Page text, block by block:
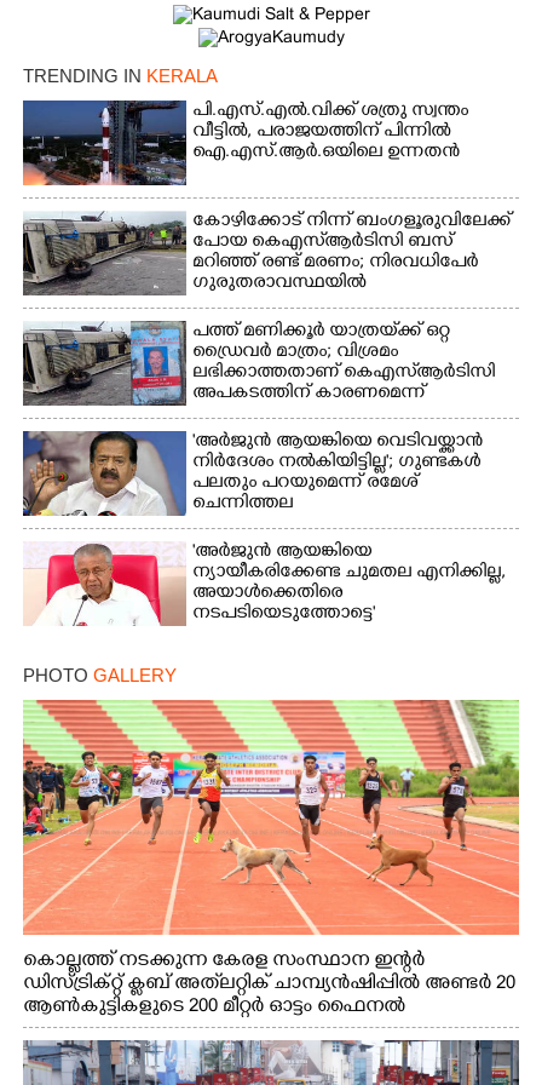
TRENDING IN KERALA
പി.എസ്.എൽ.വിക്ക് ശത്രു സ്വന്തം
വീട്ടിൽ,​ പരാജയത്തിന് പിന്നിൽ
ഐ.എസ്.ആർ.ഒയിലെ ഉന്നതൻ
കോഴിക്കോട് നിന്ന് ബംഗളൂരുവിലേക്ക്
പോയ കെഎസ്‌ആർടിസി ബസ്
മറിഞ്ഞ് രണ്ട് മരണം; നിരവധിപേർ
ഗുരുതരാവസ്ഥയിൽ
പത്ത് മണിക്കൂർ യാത്രയ്‌ക്ക് ഒറ്റ
ഡ്രൈവർ മാത്രം; വിശ്രമം
ലഭിക്കാത്തതാണ് കെഎസ്‌ആർടിസി
അപകടത്തിന് കാരണമെന്ന്
വിമർശനം
'അർജുൻ ആയങ്കിയെ വെടിവയ്ക്കാൻ
നിർദേശം നൽകിയിട്ടില്ല'; ഗുണ്ടകൾ
പലതും പറയുമെന്ന് രമേശ്
ചെന്നിത്തല
'അർജുൻ ആയങ്കിയെ
ന്യായീകരിക്കേണ്ട ചുമതല എനിക്കില്ല,
അയാൾക്കെതിരെ
നടപടിയെടുത്തോട്ടെ'
PHOTO GALLERY
കൊല്ലത്ത് നടക്കുന്ന കേരള സംസ്ഥാന ഇന്റർ
ഡിസ്ട്രിക്റ്റ് ക്ലബ് അത്‌ലറ്റിക് ചാമ്പ്യൻഷിപ്പിൽ അണ്ടർ 20
ആൺകുട്ടികളുടെ 200 മീറ്റർ ഓട്ടം ഫൈനൽ
മത്സരത്തിനിടെ സിന്തറ്റിക് ട്രാക്കിന് കുറുകെ ഓടുന്ന
നായകൾ.